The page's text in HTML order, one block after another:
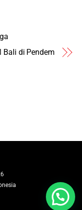
Bali di Pendem